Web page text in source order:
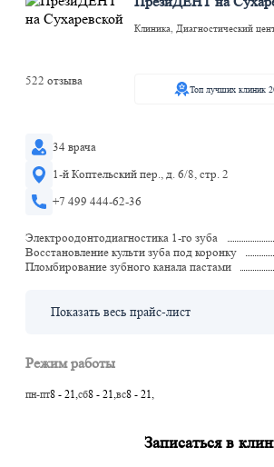
Клиника, Диагностический
522 отзыва
Топ лучших клиник
34 врача
1-й Коптельский пер., д. 6/8, стр. 2
+7 499 444-62-36
Электроодонтодиагностика 1-го зуба
Восстановление культи зуба под коронку
Пломбирование зубного канала пастами
Показать весь прайс-лист
Режим работы
пн-пт8 - 21,сб8 - 21,вс8 - 21,
Записаться в